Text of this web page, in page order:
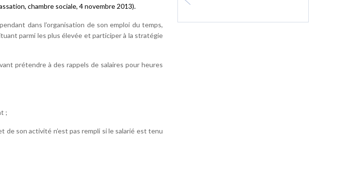
chambre sociale, 4 novembre 2013).
dans l’organisation de son emploi du temps,
parmi les plus élevée et participer à la stratégie
prétendre à des rappels de salaires pour heures
;
de son activité n’est pas rempli si le salarié est tenu